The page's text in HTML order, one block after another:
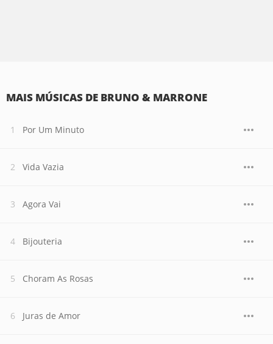
MAIS MÚSICAS DE BRUNO & MARRONE
Por Um Minuto
Vida Vazia
Agora Vai
Bijouteria
Choram As Rosas
Juras de Amor